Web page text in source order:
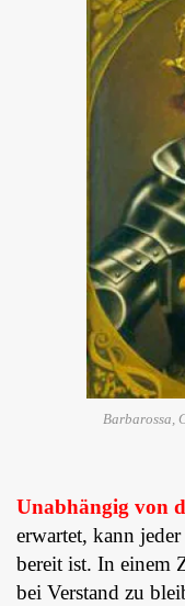
Barbarossa,
Unabhängig von
erwartet, kann
bereit ist. In einem
bei Verstand zu